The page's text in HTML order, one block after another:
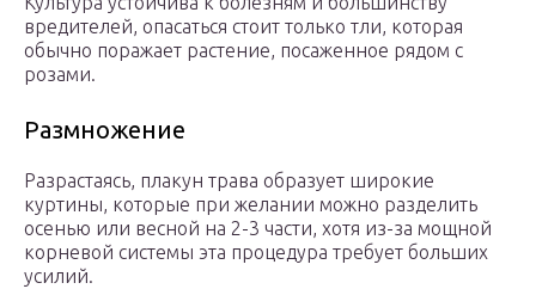
вредителей, опасаться стоит только тли, которая
обычно поражает растение, посаженное рядом с
розами.
Размножение
Разрастаясь, плакун трава образует широкие
куртины, которые при желании можно разделить
осенью или весной на 2-3 части, хотя из-за мощной
корневой системы эта процедура требует больших
усилий.